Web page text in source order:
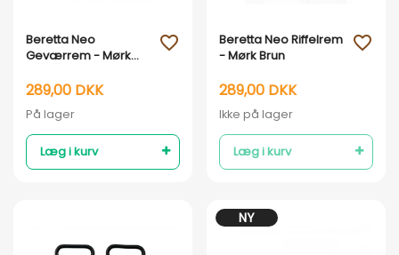
Beretta Neo
Geværrem - Mørk
289,00 DKK
På lager
Læg i kurv
favorite_outline
Vis her
Beretta Neo Riffelrem
- Mørk Brun
289,00 DKK
Ikke på lager
Læg i kurv
favorite_outline
NY